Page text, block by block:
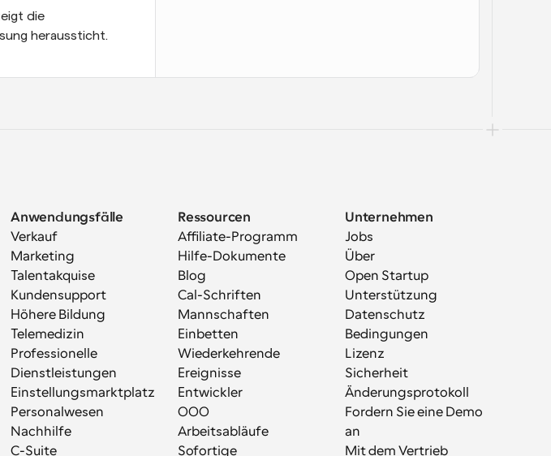
die
heraussticht.
Anwendungsfälle
Verkauf
Marketing
Talentakquise
Kundensupport
Höhere Bildung
Telemedizin
Professionelle
Dienstleistungen
Einstellungsmarktplatz
Personalwesen
Nachhilfe
C-Suite
Ressourcen
Affiliate-Programm
Hilfe-Dokumente
Blog
Cal-Schriften
Mannschaften
Einbetten
Wiederkehrende
Ereignisse
Entwickler
OOO
Arbeitsabläufe
Sofortige
Unternehmen
Jobs
Über
Open Startup
Unterstützung
Datenschutz
Bedingungen
Lizenz
Sicherheit
Änderungsprotokoll
Fordern Sie eine Demo
an
Mit dem Vertrieb